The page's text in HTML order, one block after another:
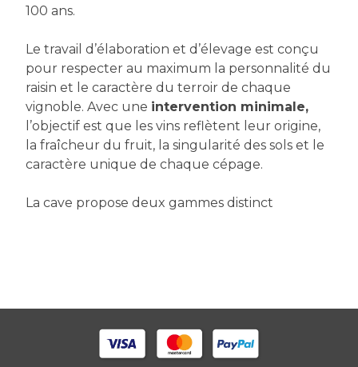
100 ans.
Le travail d’élaboration et d’élevage est conçu
pour respecter au maximum la personnalité du
raisin et le caractère du terroir de chaque
vignoble. Avec une intervention minimale,
l’objectif est que les vins reflètent leur origine,
la fraîcheur du fruit, la singularité des sols et le
caractère unique de chaque cépage.
La cave propose deux gammes distinct